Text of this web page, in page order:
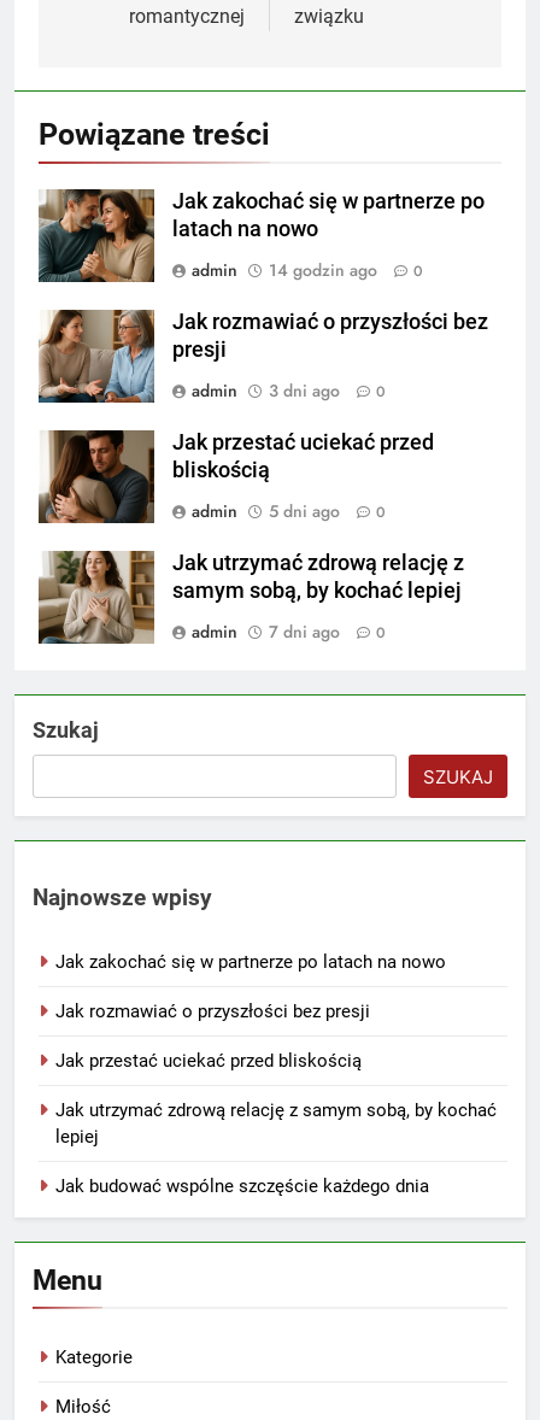
romantycznej
związku
Powiązane treści
Jak zakochać się w partnerze po
latach na nowo
admin
14 godzin ago 0
Jak rozmawiać o przyszłości bez
presji
admin
3 dni ago 0
Jak przestać uciekać przed
bliskością
admin
5 dni ago 0
Jak utrzymać zdrową relację z
samym sobą, by kochać lepiej
admin
7 dni ago 0
Szukaj
SZUKAJ
Najnowsze wpisy
Jak zakochać się w partnerze po latach na nowo
Jak rozmawiać o przyszłości bez presji
Jak przestać uciekać przed bliskością
Jak utrzymać zdrową relację z samym sobą, by kochać
lepiej
Jak budować wspólne szczęście każdego dnia
Menu
Kategorie
Miłość